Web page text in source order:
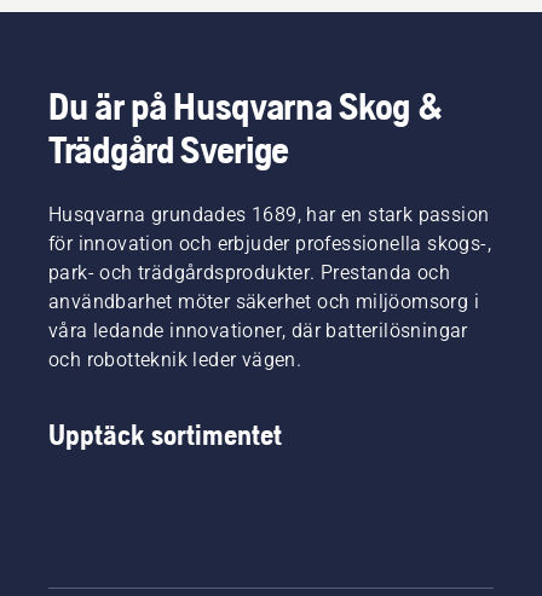
Du är på Husqvarna Skog &
Trädgård Sverige
Husqvarna grundades 1689, har en stark passion
för innovation och erbjuder professionella skogs-,
park- och trädgårdsprodukter. Prestanda och
användbarhet möter säkerhet och miljöomsorg i
våra ledande innovationer, där batterilösningar
och robotteknik leder vägen.
Upptäck sortimentet